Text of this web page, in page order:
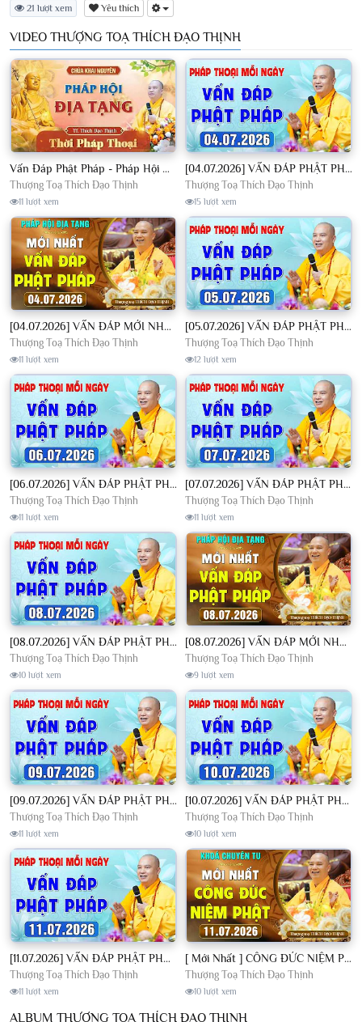
21 lượt xem Yêu thích
VIDEO THƯỢNG TOẠ THÍCH ĐẠO THỊNH
Vấn Đáp Phật Pháp - Pháp Hội Địa Tạng Ngày 01/08/2026│TT. Thích Đạo Thịnh
Thượng Toạ Thích Đạo Thịnh
11 lượt xem
[04.07.2026] VẤN ĐÁP PHẬT PHÁP - Nghe Thầy giảng Pháp mỗi ngày CÔNG ĐỨC VÔ LƯỢNG│TT. Thích Đạo Thịnh
Thượng Toạ Thích Đạo Thịnh
15 lượt xem
[04.07.2026] VẤN ĐÁP MỚI NHẤT - Pháp Hội Địa Tạng Chùa Khai Nguyên | TT. Thích Đạo Thịnh
Thượng Toạ Thích Đạo Thịnh
11 lượt xem
[05.07.2026] VẤN ĐÁP PHẬT PHÁP - Nghe Thầy giảng Pháp mỗi ngày CÔNG ĐỨC VÔ LƯỢNG│TT. Thích Đạo Thịnh
Thượng Toạ Thích Đạo Thịnh
12 lượt xem
[06.07.2026] VẤN ĐÁP PHẬT PHÁP - Nghe Thầy giảng Pháp mỗi ngày CÔNG ĐỨC VÔ LƯỢNG│TT. Thích Đạo Thịnh
Thượng Toạ Thích Đạo Thịnh
11 lượt xem
[07.07.2026] VẤN ĐÁP PHẬT PHÁP - Nghe Thầy giảng Pháp mỗi ngày CÔNG ĐỨC VÔ LƯỢNG│TT. Thích Đạo Thịnh
Thượng Toạ Thích Đạo Thịnh
11 lượt xem
[08.07.2026] VẤN ĐÁP PHẬT PHÁP - Nghe Thầy giảng Pháp mỗi ngày CÔNG ĐỨC VÔ LƯỢNG│TT. Thích Đạo Thịnh
Thượng Toạ Thích Đạo Thịnh
10 lượt xem
[08.07.2026] VẤN ĐÁP MỚI NHẤT - Pháp Hội Địa Tạng Chùa Khai Nguyên | TT. Thích Đạo Thịnh
Thượng Toạ Thích Đạo Thịnh
9 lượt xem
[09.07.2026] VẤN ĐÁP PHẬT PHÁP - Nghe Thầy giảng Pháp mỗi ngày CÔNG ĐỨC VÔ LƯỢNG│TT. Thích Đạo Thịnh
Thượng Toạ Thích Đạo Thịnh
11 lượt xem
[10.07.2026] VẤN ĐÁP PHẬT PHÁP - Nghe Thầy giảng Pháp mỗi ngày CÔNG ĐỨC VÔ LƯỢNG│TT. Thích Đạo Thịnh
Thượng Toạ Thích Đạo Thịnh
10 lượt xem
[11.07.2026] VẤN ĐÁP PHẬT PHÁP - Nghe Thầy giảng Pháp mỗi ngày CÔNG ĐỨC VÔ LƯỢNG│TT. Thích Đạo Thịnh
Thượng Toạ Thích Đạo Thịnh
11 lượt xem
[ Mới Nhất ] CÔNG ĐỨC NIỆM PHẬT - Khoá Chuyên Tu Chùa Khai Nguyên 11/07/2026 | TT. Thích Đạo Thịnh
Thượng Toạ Thích Đạo Thịnh
10 lượt xem
ALBUM THƯỢNG TOẠ THÍCH ĐẠO THỊNH